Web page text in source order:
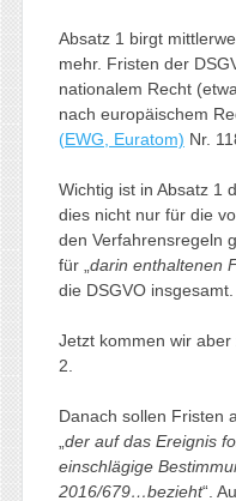
Absatz 1 birgt
mehr. Fristen der
nationalem Recht
nach europäischem
(EWG, Euratom) Nr.
Wichtig ist in Absatz 1
dies nicht nur für die
den Verfahrensregeln
für „ darin enthaltenen
die DSGVO insgesamt.
Jetzt kommen wir
2.
Danach sollen Fristen
der auf das Ereignis
einschlägige
2016/679…bezieht“.